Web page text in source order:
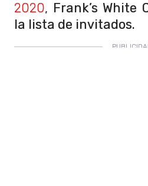
2020, Frank’s White
la lista de invitados.